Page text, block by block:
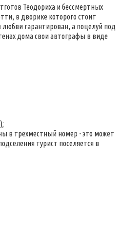
Теодориха и бессмертных
в дворике которого стоит
любви гарантирован, а поцелуй под
дома свои автографы в виде
в трехместный номер - это может
турист поселяется в